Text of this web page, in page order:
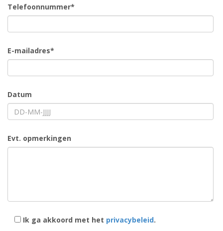
Telefoonnummer*
E-mailadres*
Datum
Evt. opmerkingen
Ik ga akkoord met het privacybeleid.